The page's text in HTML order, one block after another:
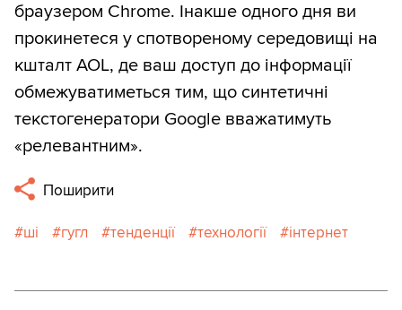
браузером Chrome. Інакше одного дня ви
прокинетеся у спотвореному середовищі на
кшталт AOL, де ваш доступ до інформації
обмежуватиметься тим, що синтетичні
текстогенератори Google вважатимуть
«релевантним».
Поширити
ші гугл тенденції технології інтернет